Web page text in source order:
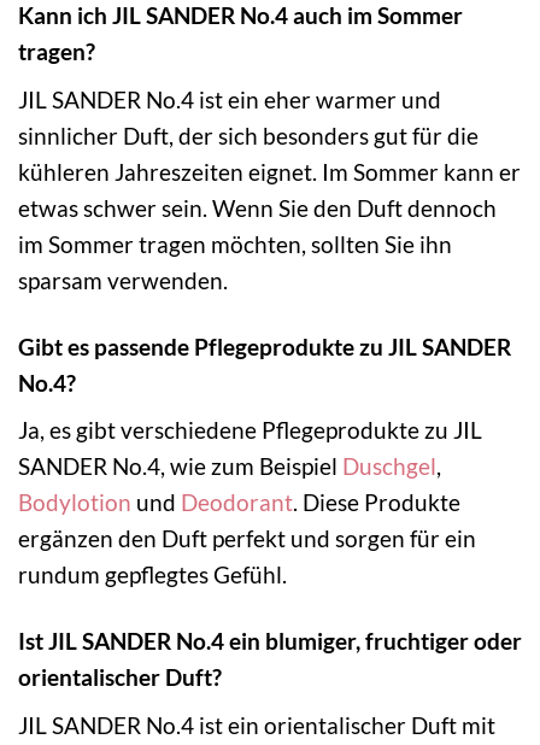
Kann ich JIL SANDER No.4 auch im Sommer
tragen?
JIL SANDER No.4 ist ein eher warmer und
sinnlicher Duft, der sich besonders gut für die
kühleren Jahreszeiten eignet. Im Sommer kann er
etwas schwer sein. Wenn Sie den Duft dennoch
im Sommer tragen möchten, sollten Sie ihn
sparsam verwenden.
Gibt es passende Pflegeprodukte zu JIL SANDER
No.4?
Ja, es gibt verschiedene Pflegeprodukte zu JIL
SANDER No.4, wie zum Beispiel Duschgel,
Bodylotion und Deodorant. Diese Produkte
ergänzen den Duft perfekt und sorgen für ein
rundum gepflegtes Gefühl.
Ist JIL SANDER No.4 ein blumiger, fruchtiger oder
orientalischer Duft?
JIL SANDER No.4 ist ein orientalischer Duft mit